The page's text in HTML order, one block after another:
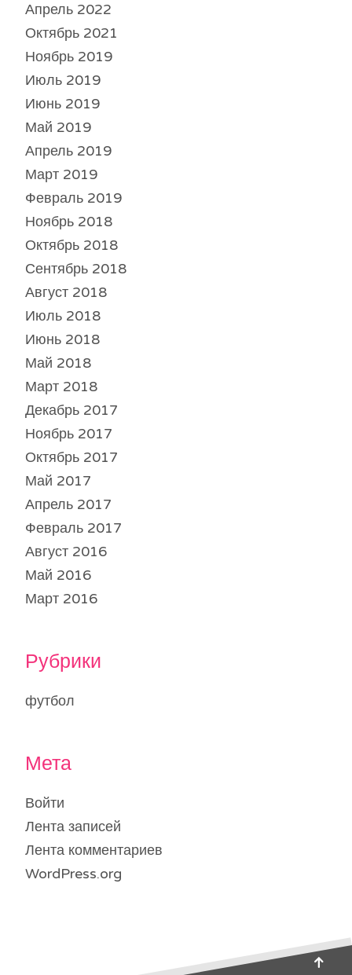
Апрель 2022
Октябрь 2021
Ноябрь 2019
Июль 2019
Июнь 2019
Май 2019
Апрель 2019
Март 2019
Февраль 2019
Ноябрь 2018
Октябрь 2018
Сентябрь 2018
Август 2018
Июль 2018
Июнь 2018
Май 2018
Март 2018
Декабрь 2017
Ноябрь 2017
Октябрь 2017
Май 2017
Апрель 2017
Февраль 2017
Август 2016
Май 2016
Март 2016
Рубрики
футбол
Мета
Войти
Лента записей
Лента комментариев
WordPress.org